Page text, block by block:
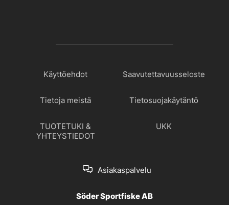
Käyttöehdot Saavutettavuusseloste
Tietoja meistä Tietosuojakäytäntö
TUOTETUKI &
YHTEYSTIEDOT
UKK
Asiakaspalvelu
Söder Sportfiske AB